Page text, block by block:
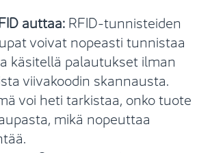
auttaa:RFID-tunnisteiden
voivat nopeasti tunnistaa
käsitellä palautukset ilman
viivakoodin skannausta.
voi heti tarkistaa, onko tuote
mikä nopeuttaa